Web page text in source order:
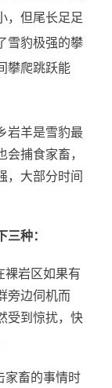
，但尾长足足
雪豹极强的攀
攀爬跳跃能
岩羊是雪豹最
捕食家畜，
，大部分时间
种：
裸岩区如果有
旁边伺机而
受到惊扰，快
家畜的事情时